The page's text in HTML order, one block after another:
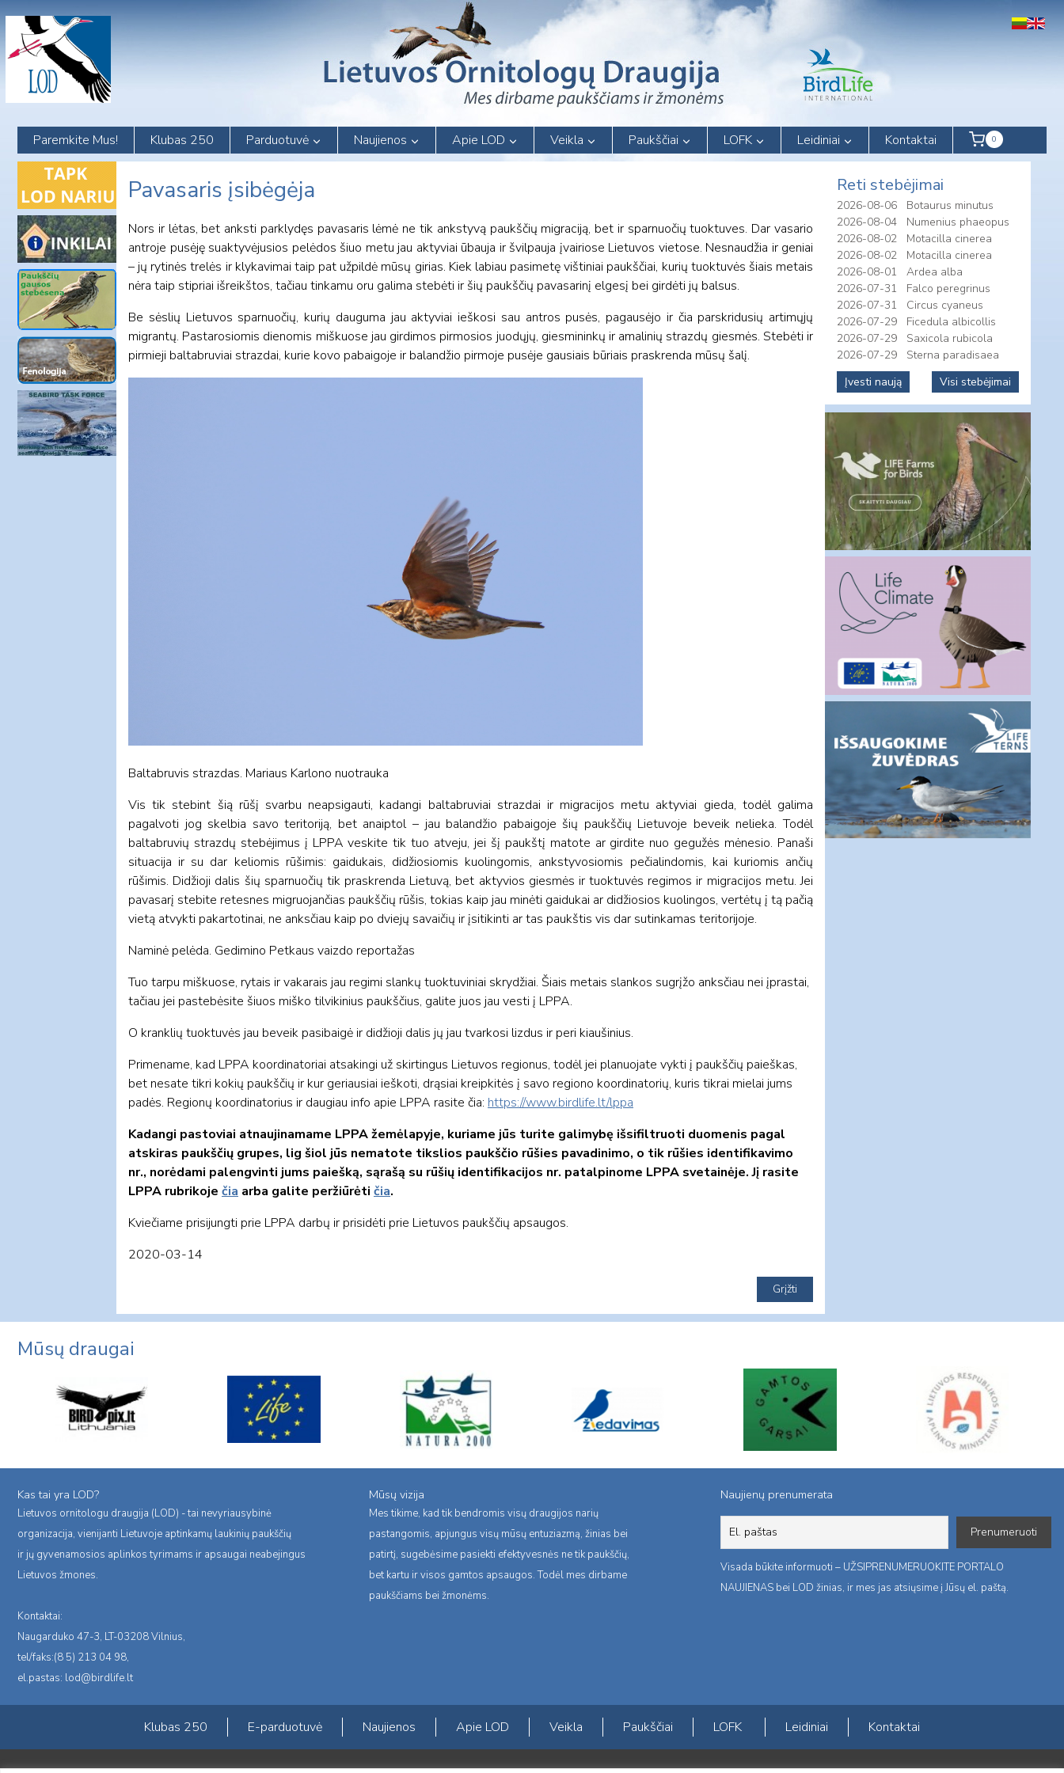
content
Paremkite Mus! Klubas 250 Parduotuvė Naujienos Apie LOD Veikla Paukščiai LOFK Leidiniai Kontaktai 0
Pavasaris įsibėgėja
Nors ir lėtas, bet anksti parklydęs pavasaris lėmė ne tik ankstyvą paukščių migraciją, bet ir sparnuočių tuoktuves. Dar vasario
antroje pusėję suaktyvėjusios pelėdos šiuo metu jau aktyviai ūbauja ir švilpauja įvairiose Lietuvos vietose. Nesnaudžia ir geniai
– jų rytinės trelės ir klykavimai taip pat užpildė mūsų girias. Kiek labiau pasimetę vištiniai paukščiai, kurių tuoktuvės šiais metais
nėra taip stipriai išreikštos, tačiau tinkamu oru galima stebėti ir šių paukščių pavasarinį elgesį bei girdėti jų balsus.
Be sėslių Lietuvos sparnuočių, kurių dauguma jau aktyviai ieškosi sau antros pusės, pagausėjo ir čia parskridusių artimųjų
migrantų. Pastarosiomis dienomis miškuose jau girdimos pirmosios juodųjų, giesmininkų ir amalinių strazdų giesmės. Stebėti ir
pirmieji baltabruviai strazdai, kurie kovo pabaigoje ir balandžio pirmoje pusėje gausiais būriais praskrenda mūsų šalį.
Baltabruvis strazdas. Mariaus Karlono nuotrauka
Vis tik stebint šią rūšį svarbu neapsigauti, kadangi baltabruviai strazdai ir migracijos metu aktyviai gieda, todėl galima
pagalvoti jog skelbia savo teritoriją, bet anaiptol – jau balandžio pabaigoje šių paukščių Lietuvoje beveik nelieka. Todėl
baltabruvių strazdų stebėjimus į LPPA veskite tik tuo atveju, jei šį paukštį matote ar girdite nuo gegužės mėnesio. Panaši
situacija ir su dar keliomis rūšimis: gaidukais, didžiosiomis kuolingomis, ankstyvosiomis pečialindomis, kai kuriomis ančių
rūšimis. Didžioji dalis šių sparnuočių tik praskrenda Lietuvą, bet aktyvios giesmės ir tuoktuvės regimos ir migracijos metu. Jei
pavasarį stebite retesnes migruojančias paukščių rūšis, tokias kaip jau minėti gaidukai ar didžiosios kuolingos, vertėtų į tą pačią
vietą atvykti pakartotinai, ne anksčiau kaip po dviejų savaičių ir įsitikinti ar tas paukštis vis dar sutinkamas teritorijoje.
Naminė pelėda. Gedimino Petkaus vaizdo reportažas
Tuo tarpu miškuose, rytais ir vakarais jau regimi slankų tuoktuviniai skrydžiai. Šiais metais slankos sugrįžo anksčiau nei įprastai,
tačiau jei pastebėsite šiuos miško tilvikinius paukščius, galite juos jau vesti į LPPA.
O kranklių tuoktuvės jau beveik pasibaigė ir didžioji dalis jų jau tvarkosi lizdus ir peri kiaušinius.
Primename, kad LPPA koordinatoriai atsakingi už skirtingus Lietuvos regionus, todėl jei planuojate vykti į paukščių paieškas,
bet nesate tikri kokių paukščių ir kur geriausiai ieškoti, drąsiai kreipkitės į savo regiono koordinatorių, kuris tikrai mielai jums
padės. Regionų koordinatorius ir daugiau info apie LPPA rasite čia: https://www.birdlife.lt/lppa
Kadangi pastoviai atnaujinamame LPPA žemėlapyje, kuriame jūs turite galimybę išsifiltruoti duomenis pagal
atskiras paukščių grupes, lig šiol jūs nematote tikslios paukščio rūšies pavadinimo, o tik rūšies identifikavimo
nr., norėdami palengvinti jums paiešką, sąrašą su rūšių identifikacijos nr. patalpinome LPPA svetainėje. Jį rasite
LPPA rubrikoje čia arba galite peržiūrėti čia.
Kviečiame prisijungti prie LPPA darbų ir prisidėti prie Lietuvos paukščių apsaugos.
2020-03-14
Reti stebėjimai
2026-08-06
Botaurus minutus
2026-08-04
Numenius phaeopus
2026-08-02
Motacilla cinerea
2026-08-02
Motacilla cinerea
2026-08-01
Ardea alba
2026-07-31
Falco peregrinus
2026-07-31
Circus cyaneus
2026-07-29
Ficedula albicollis
2026-07-29
Saxicola rubicola
2026-07-29
Sterna paradisaea
Įvesti naują
Visi stebėjimai
Mūsų draugai
Kas tai yra LOD?
Lietuvos ornitologu draugija (LOD) - tai nevyriausybinė
organizacija, vienijanti Lietuvoje aptinkamų laukinių paukščių
ir jų gyvenamosios aplinkos tyrimams ir apsaugai neabejingus
Lietuvos žmones.
Kontaktai:
Naugarduko 47-3, LT-03208 Vilnius,
tel/faks:(8 5) 213 04 98,
el.pastas: lod@birdlife.lt
Mūsų vizija
Mes tikime, kad tik bendromis visų draugijos narių
pastangomis, apjungus visų mūsų entuziazmą, žinias bei
patirtį, sugebėsime pasiekti efektyvesnės ne tik paukščių,
bet kartu ir visos gamtos apsaugos. Todėl mes dirbame
paukščiams bei žmonėms.
Naujienų prenumerata
Visada būkite informuoti – UŽSIPRENUMERUOKITE PORTALO
NAUJIENAS bei LOD žinias, ir mes jas atsiųsime į Jūsų el. paštą.
Klubas 250 E-parduotuvė Naujienos Apie LOD Veikla Paukščiai LOFK Leidiniai Kontaktai